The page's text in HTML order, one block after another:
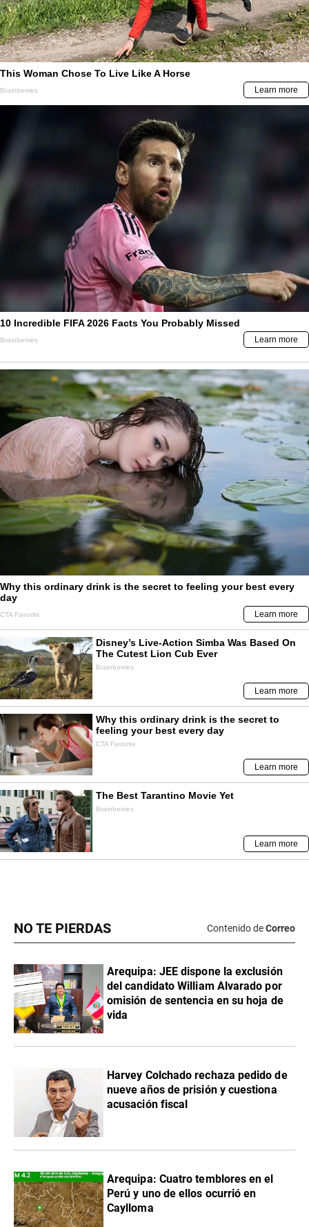
NO TE PIERDAS Contenido deCorreo
​Arequipa: JEE dispone la exclusión
del candidato William Alvarado por
omisión de sentencia en su hoja de
vida
Harvey Colchado rechaza pedido de
nueve años de prisión y cuestiona
acusación fiscal
Arequipa: Cuatro temblores en el
Perú y uno de ellos ocurrió en
Caylloma